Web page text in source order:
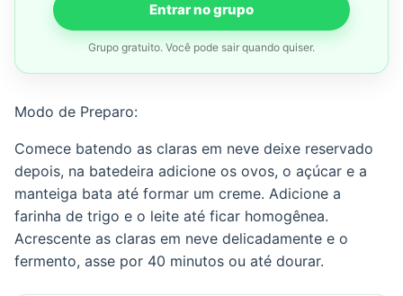
Entrar no grupo
Grupo gratuito. Você pode sair quando quiser.
Modo de Preparo:
Comece batendo as claras em neve deixe reservado
depois, na batedeira adicione os ovos, o açúcar e a
manteiga bata até formar um creme. Adicione a
farinha de trigo e o leite até ficar homogênea.
Acrescente as claras em neve delicadamente e o
fermento, asse por 40 minutos ou até dourar.